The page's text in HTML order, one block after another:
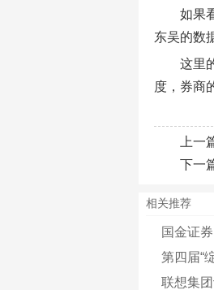
如果
东吴的数
这里
度，券商
上一
下一
相关推荐
国金证
第四届“
联想集